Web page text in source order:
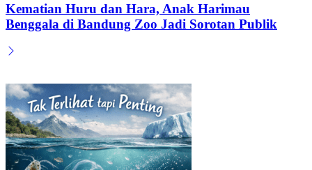
Kematian Huru dan Hara, Anak Harimau
Benggala di Bandung Zoo Jadi Sorotan Publik